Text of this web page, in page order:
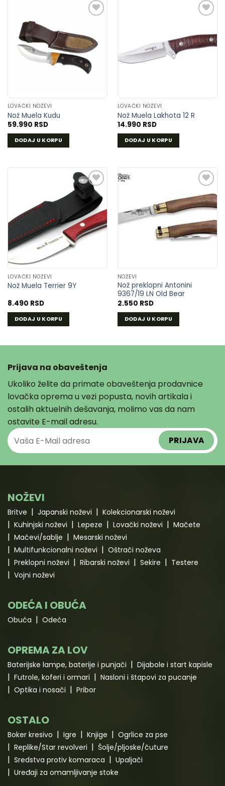
DODAJ
U
LISTU
ŽELJA
LOVAČKI NOŽEVI
Nož Muela Kudu
59.990 RSD
DODAJ U KORPU
DODAJ
U
LOVAČKI NOŽEVI
Nož Muela Lakhota 12 R
14.990 RSD
DODAJ U KORPU
DODAJ
U
LISTU
ŽELJA
LOVAČKI NOŽEVI
Nož Muela Terrier 9Y
8.490 RSD
DODAJ U KORPU
DODAJ
U
LISTU
ŽELJA
NOŽEVI
Nož preklopni Antonini
9367/19 LN Old Bear
2.550 RSD
DODAJ U KORPU
Prijava na obaveštenja
Ukoliko želite da primate obaveštenja prodavnice
lovačka oprema u vezi popusta, novih artikala i
ostalih aktuelnih dešavanja, molimo vas da nam
ostavite E-mail adresu.
NOŽEVI
Britve Japanski noževi
Kolekcionarski noževi
Kuhinjski noževi
Lepeze Lovački noževi
Mačete
Mačevi/sablje
Mesarski noževi
Multifunkcionalni noževi
Oštrači noževa
Preklopni noževi
Ribarski noževi Sekire
Testere
Vojni noževi
ODEĆA I OBUĆA
Obuća Odeća
OPREMA ZA LOV
Baterijske lampe, baterije i punjači
Dijabole i start kapisle
Futrole, koferi i ormari
Nasloni i štapovi za pucanje
Optika i nosači
Pribor
OSTALO
Boker kresivo Igre Knjige
Ogrlice za pse
Replike/Star revolveri
Šolje/pljoske/čuture
Sredstva protiv komaraca
Upaljači
Uređaji za omamljivanje stoke